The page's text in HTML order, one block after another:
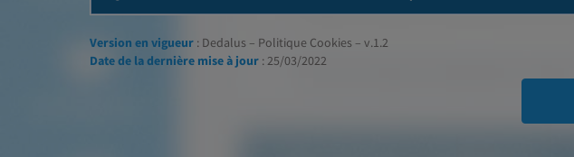
Version en vigueur : Dedalus – Politique Cookies – v.1.2
Date de la dernière mise à jour : 25/03/2022